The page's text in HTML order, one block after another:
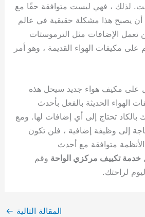
لذلك ، فهي ليست متوافقة حقًا مع
أن يصبح هذا مشكلة حقيقية في عالم
تعمل الإضافات مثل الترموستات
على مكيفات الهواء القديمة ، وهو أمر
على مكيف هواء جديد سيحل هذه
الهواء الحديثة بالفعل بأحدث
بالكاد تحتاج إلى أي إضافات لها. ومع
إلى وظيفة إضافية ، فلن تكون
متوافقة مع أحدث
خدمة تكييف مركزي الواحة وقم
لراحتك.
المقالة التالية ←